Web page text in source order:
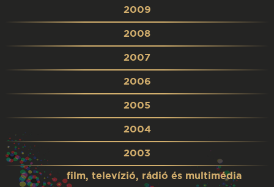
2009
2008
2007
2006
2005
2004
2003
film, televízió, rádió és multimédia